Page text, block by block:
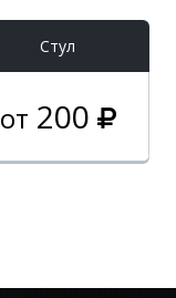
Стул
от 200